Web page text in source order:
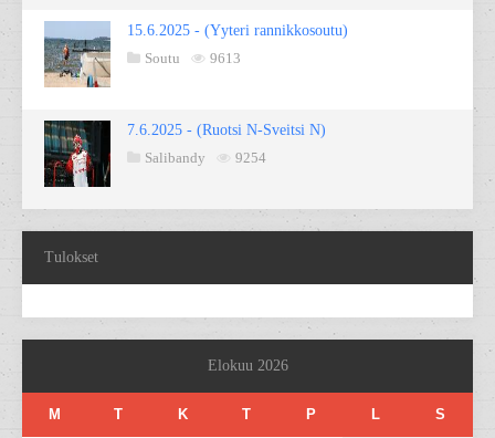
15.6.2025 - (Yyteri rannikkosoutu)
Soutu
9613
7.6.2025 - (Ruotsi N-Sveitsi N)
Salibandy
9254
Tulokset
Elokuu 2026
M T K T P L S